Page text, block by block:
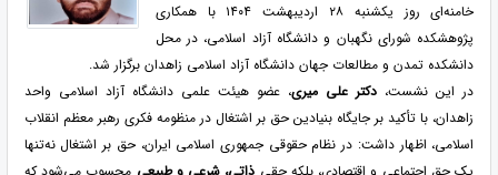
خامنه‌ای روز یکشنبه ۲۸ اردیبهشت ۱۴۰۴ با همکاری
پژوهشکده شورای نگهبان و دانشگاه آزاد اسلامی، در محل
دانشکده تمدن و مطالعات جهان دانشگاه آزاد اسلامی زاهدان برگزار شد.
در این نشست، دکتر علی میری، عضو هیئت علمی دانشگاه آزاد اسلامی واحد
زاهدان، با تأکید بر جایگاه بنیادین حق بر اشتغال در منظومه فکری رهبر معظم انقلاب
اسلامی، اظهار داشت: در نظام حقوقی جمهوری اسلامی ایران، حق بر اشتغال نه‌تنها